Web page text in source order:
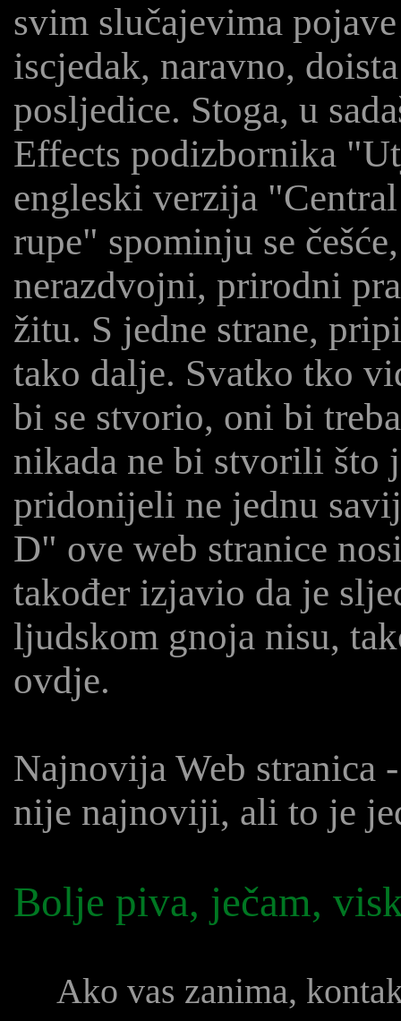
svim slučajevima
iscjedak, naravno,
posljedice. Stoga, u
Effects podizbornika
engleski verzija
rupe" spominju se
nerazdvojni, prirodni
žitu. S jedne strane,
tako dalje. Svatko tko
bi se stvorio, oni bi
nikada ne bi stvorili što
pridonijeli ne jednu
D" ove web stranice
također izjavio da je
ljudskom gnoja nisu,
ovdje.
Najnovija Web stranica
nije najnoviji, ali to je
Bolje piva, ječam,
Ako vas zanima,